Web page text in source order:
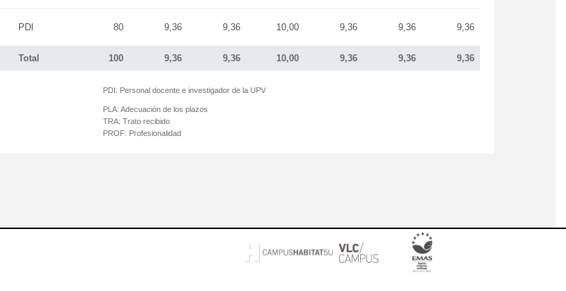
Total 100 9,36 9,36 10,00 9,36 9,36 9,36
PDI 80 9,36 9,36 10,00 9,36 9,36 9,36
PDI: Personal docente e investigador de la UPV
PLA: Adecuación de los plazos
TRA: Trato recibido
PROF: Profesionalidad